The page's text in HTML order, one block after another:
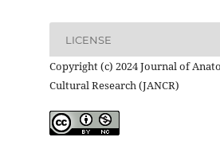
LICENSE
Copyright (c) 2024 Journal of
Cultural Research (JANCR)